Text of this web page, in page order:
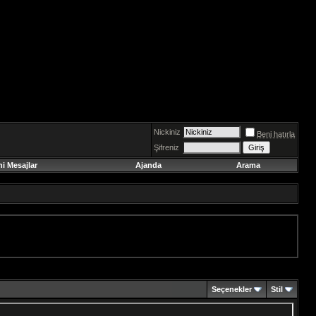
Nickiniz
Beni hatırla
Şifreniz
Mesajlar Ajanda Arama
Seçenekler Stil